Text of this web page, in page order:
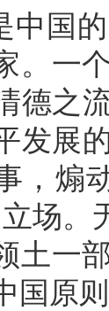
中国
。一
德之
发展
，煽
场。
土一
国原